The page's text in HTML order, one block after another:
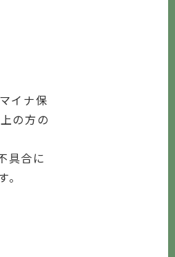
イナ保
の方の
具合に